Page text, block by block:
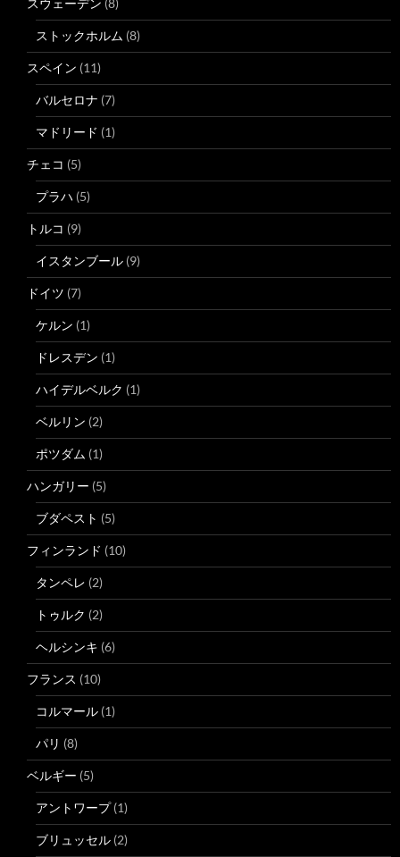
ストックホルム (8)
スペイン (11)
バルセロナ (7)
マドリード (1)
チェコ (5)
プラハ (5)
トルコ (9)
イスタンブール (9)
ドイツ (7)
ケルン (1)
ドレスデン (1)
ハイデルベルク (1)
ベルリン (2)
ポツダム (1)
ハンガリー (5)
ブダペスト (5)
フィンランド (10)
タンペレ (2)
トゥルク (2)
ヘルシンキ (6)
フランス (10)
コルマール (1)
パリ (8)
ベルギー (5)
アントワープ(1)
ブリュッセル (2)